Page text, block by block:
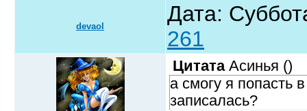
devaol
Дата:
261
Цитата Асинья ()
а смогу я попасть
записалась?